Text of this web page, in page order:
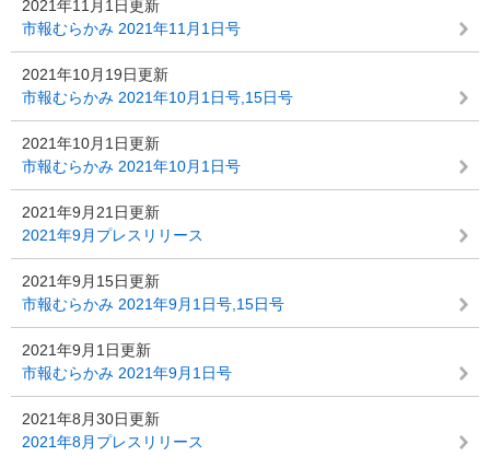
2021年11月1日更新
市報むらかみ 2021年11月1日号
2021年10月19日更新
市報むらかみ 2021年10月1日号,15日号
2021年10月1日更新
市報むらかみ 2021年10月1日号
2021年9月21日更新
2021年9月プレスリリース
2021年9月15日更新
市報むらかみ 2021年9月1日号,15日号
2021年9月1日更新
市報むらかみ 2021年9月1日号
2021年8月30日更新
2021年8月プレスリリース